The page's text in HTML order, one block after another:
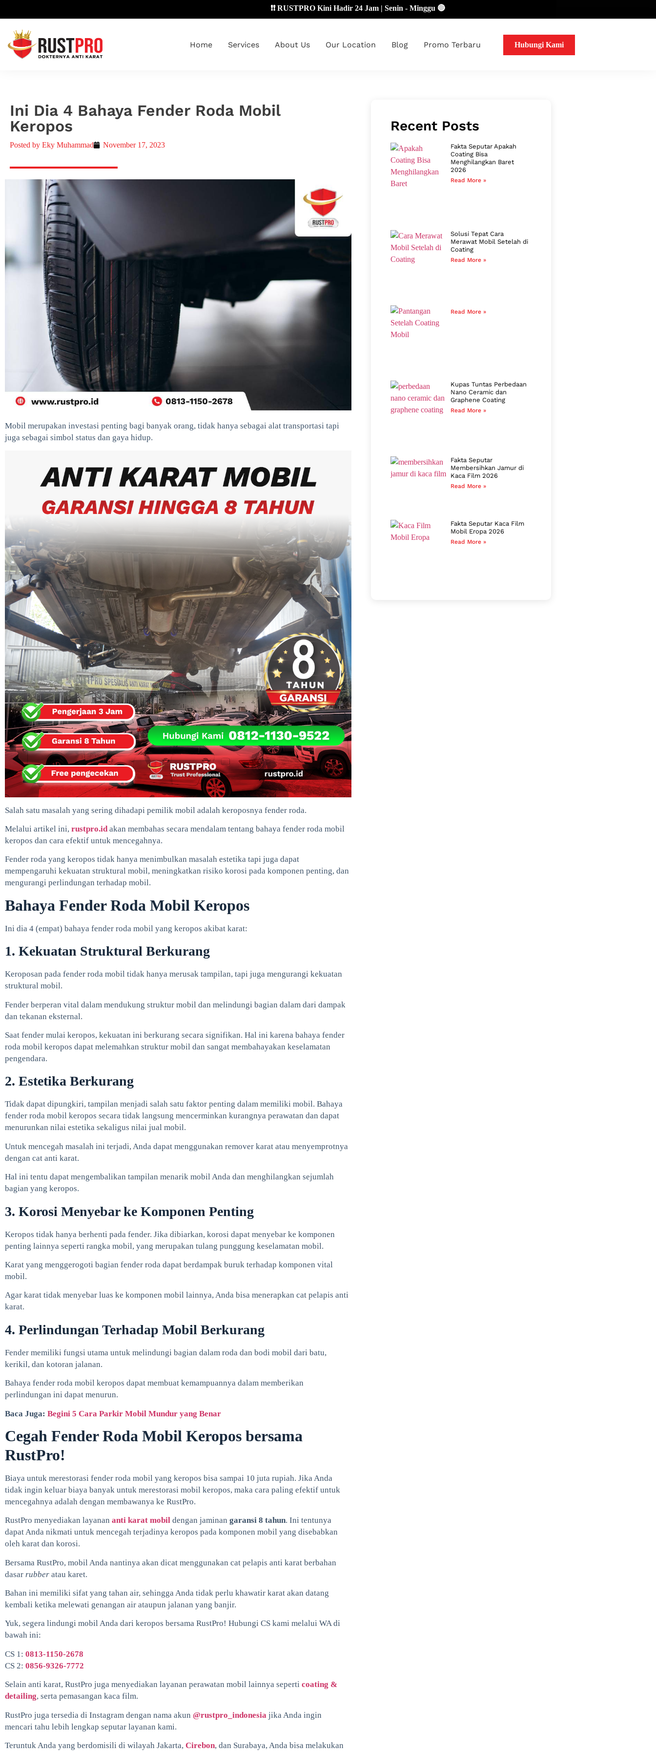
❗❗ RUSTPRO Kini Hadir 24 Jam | Senin - Minggu 🔴
Home Services About Us Our Location Blog Promo Terbaru Hubungi Kami
Ini Dia 4 Bahaya Fender Roda Mobil
Keropos
Posted by Eky Muhammad November 17, 2023
Mobil merupakan investasi penting bagi banyak orang, tidak hanya sebagai alat transportasi tapi
juga sebagai simbol status dan gaya hidup.
Salah satu masalah yang sering dihadapi pemilik mobil adalah keroposnya fender roda.
Melalui artikel ini, rustpro.idakan membahas secara mendalam tentang bahaya fender roda mobil
keropos dan cara efektif untuk mencegahnya.
Fender roda yang keropos tidak hanya menimbulkan masalah estetika tapi juga dapat
mempengaruhi kekuatan struktural mobil, meningkatkan risiko korosi pada komponen penting, dan
mengurangi perlindungan terhadap mobil.
Bahaya Fender Roda Mobil Keropos
Ini dia 4 (empat) bahaya fender roda mobil yang keropos akibat karat:
1. Kekuatan Struktural Berkurang
Keroposan pada fender roda mobil tidak hanya merusak tampilan, tapi juga mengurangi kekuatan
struktural mobil.
Fender berperan vital dalam mendukung struktur mobil dan melindungi bagian dalam dari dampak
dan tekanan eksternal.
Saat fender mulai keropos, kekuatan ini berkurang secara signifikan. Hal ini karena bahaya fender
roda mobil keropos dapat melemahkan struktur mobil dan sangat membahayakan keselamatan
pengendara.
2. Estetika Berkurang
Tidak dapat dipungkiri, tampilan menjadi salah satu faktor penting dalam memiliki mobil. Bahaya
fender roda mobil keropos secara tidak langsung mencerminkan kurangnya perawatan dan dapat
menurunkan nilai estetika sekaligus nilai jual mobil.
Untuk mencegah masalah ini terjadi, Anda dapat menggunakan remover karat atau menyemprotnya
dengan cat anti karat.
Hal ini tentu dapat mengembalikan tampilan menarik mobil Anda dan menghilangkan sejumlah
bagian yang keropos.
3. Korosi Menyebar ke Komponen Penting
Keropos tidak hanya berhenti pada fender. Jika dibiarkan, korosi dapat menyebar ke komponen
penting lainnya seperti rangka mobil, yang merupakan tulang punggung keselamatan mobil.
Karat yang menggerogoti bagian fender roda dapat berdampak buruk terhadap komponen vital
mobil.
Agar karat tidak menyebar luas ke komponen mobil lainnya, Anda bisa menerapkan cat pelapis anti
karat.
4. Perlindungan Terhadap Mobil Berkurang
Fender memiliki fungsi utama untuk melindungi bagian dalam roda dan bodi mobil dari batu,
kerikil, dan kotoran jalanan.
Bahaya fender roda mobil keropos dapat membuat kemampuannya dalam memberikan
perlindungan ini dapat menurun.
Baca Juga: Begini 5 Cara Parkir Mobil Mundur yang Benar
Cegah Fender Roda Mobil Keropos bersama
RustPro!
Biaya untuk merestorasi fender roda mobil yang keropos bisa sampai 10 juta rupiah. Jika Anda
tidak ingin keluar biaya banyak untuk merestorasi mobil keropos, maka cara paling efektif untuk
mencegahnya adalah dengan membawanya ke RustPro.
RustPro menyediakan layanan anti karat mobil dengan jaminan garansi 8 tahun. Ini tentunya
dapat Anda nikmati untuk mencegah terjadinya keropos pada komponen mobil yang disebabkan
oleh karat dan korosi.
Bersama RustPro, mobil Anda nantinya akan dicat menggunakan cat pelapis anti karat berbahan
dasar rubber atau karet.
Bahan ini memiliki sifat yang tahan air, sehingga Anda tidak perlu khawatir karat akan datang
kembali ketika melewati genangan air ataupun jalanan yang banjir.
Yuk, segera lindungi mobil Anda dari keropos bersama RustPro! Hubungi CS kami melalui WA di
bawah ini:
CS 1: 0813-1150-2678
CS 2: 0856-9326-7772
Selain anti karat, RustPro juga menyediakan layanan perawatan mobil lainnya seperti coating &
detailing, serta pemasangan kaca film.
RustPro juga tersedia di Instagram dengan nama akun @rustpro_indonesia jika Anda ingin
mencari tahu lebih lengkap seputar layanan kami.
Teruntuk Anda yang berdomisili di wilayah Jakarta, Cirebon, dan Surabaya, Anda bisa melakukan
Recent Posts
Fakta Seputar Apakah
Coating Bisa
Menghilangkan Baret
2026
Read More »
Solusi Tepat Cara
Merawat Mobil Setelah di
Coating
Read More »
Read More »
Kupas Tuntas Perbedaan
Nano Ceramic dan
Graphene Coating
Read More »
Fakta Seputar
Membersihkan Jamur di
Kaca Film 2026
Read More »
Fakta Seputar Kaca Film
Mobil Eropa 2026
Read More »